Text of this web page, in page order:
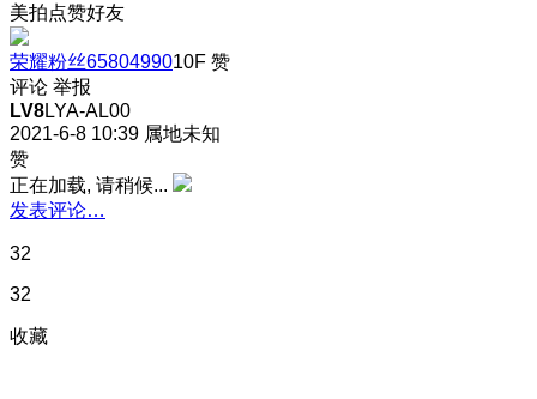
美拍点赞好友
荣耀粉丝6580499010F 赞
评论 举报
LV8LYA-AL00
2021-6-8 10:39 属地未知
赞
正在加载, 请稍候...
发表评论…
32
32
收藏